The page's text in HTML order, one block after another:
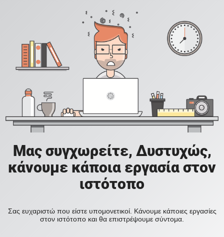
Μας συγχωρείτε, Δυστυχώς,
κάνουμε κάποια εργασία στον
ιστότοπο
Σας ευχαριστώ που είστε υπομονετικοί. Κάνουμε κάποιες εργασίες
στον ιστότοπο και θα επιστρέψουμε σύντομα.